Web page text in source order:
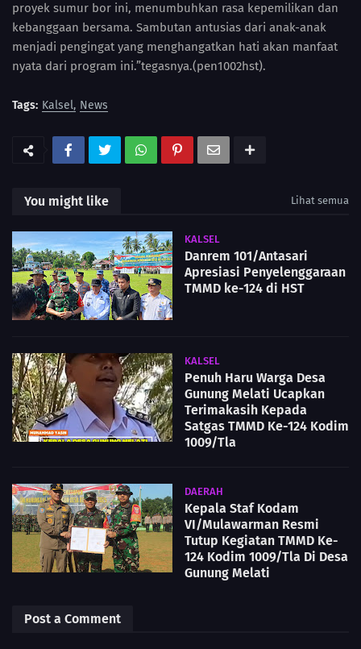
proyek sumur bor ini, menumbuhkan rasa kepemilikan dan
kebanggaan bersama. Sambutan antusias dari anak-anak
menjadi pengingat yang menghangatkan hati akan manfaat
nyata dari program ini.”tegasnya.(pen1002hst).
Tags: Kalsel News
You might like Lihat semua
KALSEL
Danrem 101/Antasari
Apresiasi Penyelenggaraan
TMMD ke-124 di HST
KALSEL
Penuh Haru Warga Desa
Gunung Melati Ucapkan
Terimakasih Kepada
Satgas TMMD Ke-124 Kodim
1009/Tla
DAERAH
Kepala Staf Kodam
VI/Mulawarman Resmi
Tutup Kegiatan TMMD Ke-
124 Kodim 1009/Tla Di Desa
Gunung Melati
Post a Comment